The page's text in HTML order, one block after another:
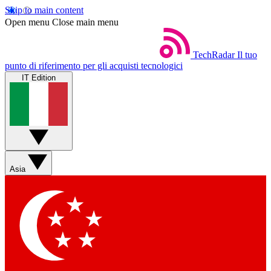
Skip to main content
Open menu Close main menu
TechRadar Il tuo
punto di riferimento per gli acquisti tecnologici
IT Edition
Asia